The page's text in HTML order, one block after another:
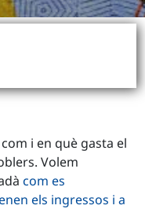
i en què gasta el
Volem
com es
els ingressos i a